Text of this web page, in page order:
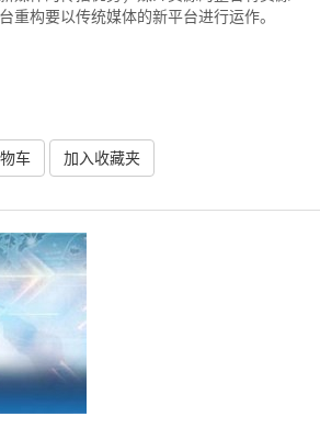
重构要以传统媒体的新平台进行运作。
车 加入收藏夹